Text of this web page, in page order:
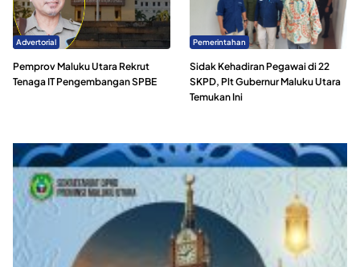
Advertorial
Pemprov Maluku Utara Rekrut
Tenaga IT Pengembangan SPBE
Pemerintahan
Sidak Kehadiran Pegawai di 22
SKPD, Plt Gubernur Maluku Utara
Temukan Ini